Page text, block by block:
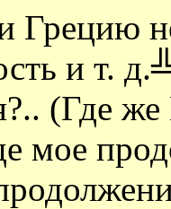
Грецию
и т.
(Где
мое